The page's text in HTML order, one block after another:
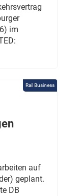
im
Rail Business
auf
geplant.
DB